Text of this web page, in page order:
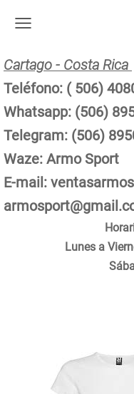
Cartago - Costa Rica
Teléfono: ( 506)
Whatsapp: (506)
Telegram: (506)
Waze: Armo Sport
E-mail:
Lunes a
Sábados de